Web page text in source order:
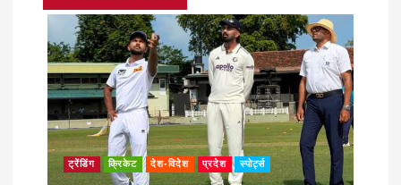
ट्रेंडिंग क्रिकेट देश-विदेश प्रदेश स्पोर्ट्स